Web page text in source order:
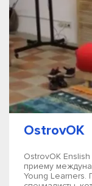
OstrovOK
OstrovOK
приему
Young Learners.